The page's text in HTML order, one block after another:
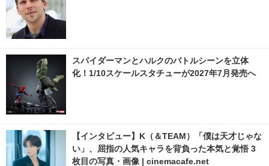
スパイダーマンとハルクのバトルシーンを立体
化！1/10スケールスタチューが2027年7月発売へ
【インタビュー】K（＆TEAM）「僕は天才じゃな
い」、屈指の人気キャラを背負った本気と覚悟 3
枚目の写真・画像 | cinemacafe.net